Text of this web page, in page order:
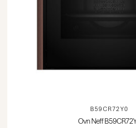
B59CR72Y0
Ovn Neff